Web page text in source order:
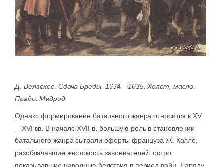
Д. Веласкес. Сдача Бреды. 1634—1635. Холст, масло.
Пра­до. Мадрид.
Однако формирование батального жанра относится к XV
—XVI вв. В начале XVII в. большую роль в становлении
батального жанра сыграли офорты француза Ж. Калло,
разоблачавшие жестокость завоевателей, остро
показывавшие народные бедствия в период войн. Наряду